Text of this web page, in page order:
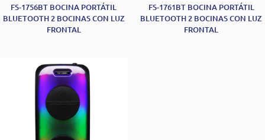
FS-1756BT BOCINA PORTÁTIL
BLUETOOTH 2 BOCINAS CON LUZ
FRONTAL
FS-1761BT BOCINA PORTÁTIL
BLUETOOTH 2 BOCINAS CON LUZ
FRONTAL